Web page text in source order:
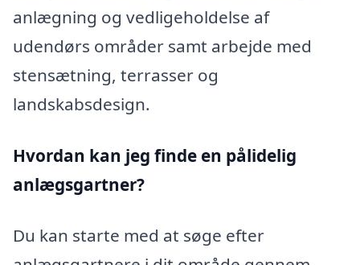
anlægning og vedligeholdelse af
udendørs områder samt arbejde med
stensætning, terrasser og
landskabsdesign.
Hvordan kan jeg finde en pålidelig
anlægsgartner?
Du kan starte med at søge efter